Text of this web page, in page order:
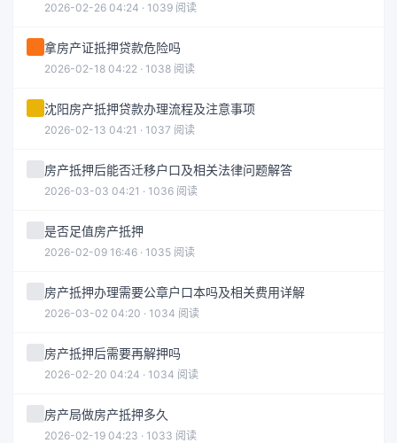
2026-02-26 04:24 · 1039 阅读
拿房产证抵押贷款危险吗
2026-02-18 04:22 · 1038 阅读
沈阳房产抵押贷款办理流程及注意事项
2026-02-13 04:21 · 1037 阅读
房产抵押后能否迁移户口及相关法律问题解答
2026-03-03 04:21 · 1036 阅读
是否足值房产抵押
2026-02-09 16:46 · 1035 阅读
房产抵押办理需要公章户口本吗及相关费用详解
2026-03-02 04:20 · 1034 阅读
房产抵押后需要再解押吗
2026-02-20 04:24 · 1034 阅读
房产局做房产抵押多久
2026-02-19 04:23 · 1033 阅读